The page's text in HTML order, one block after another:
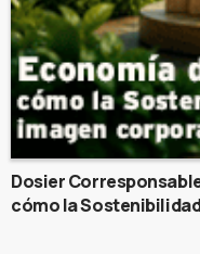
Dosier
cómo la